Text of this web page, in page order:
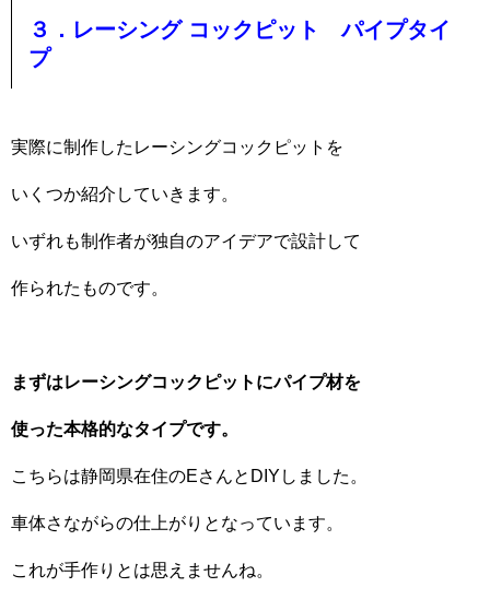
３．レーシング コックピット パイプタイ
プ
実際に制作したレーシングコックピットを
いくつか紹介していきます。
いずれも制作者が独自のアイデアで設計して
作られたものです。
まずはレーシングコックピットにパイプ材を
使った本格的なタイプです。
こちらは静岡県在住のEさんとDIYしました。
車体さながらの仕上がりとなっています。
これが手作りとは思えませんね。